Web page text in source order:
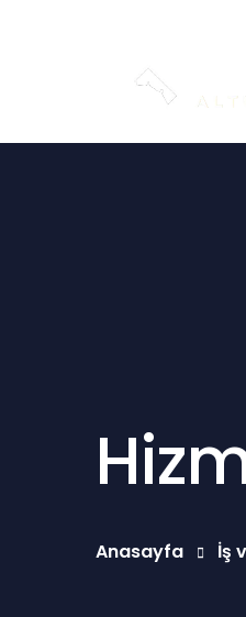
Anasayfa İş